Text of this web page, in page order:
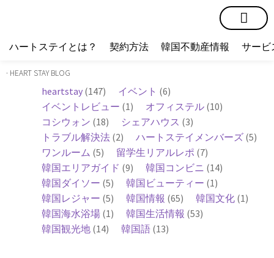
ハートステイとは？ 契約方法 韓国不動産情報 サービ
· HEART STAY BLOG
heartstay (147) イベント (6)
イベントレビュー (1) オフィステル (10)
コシウォン (18) シェアハウス (3)
トラブル解決法 (2) ハートステイメンバーズ (5)
ワンルーム (5) 留学生リアルレポ (7)
韓国エリアガイド (9) 韓国コンビニ (14)
韓国ダイソー (5) 韓国ビューティー (1)
韓国レジャー (5) 韓国情報 (65) 韓国文化 (1)
韓国海水浴場 (1) 韓国生活情報 (53)
韓国観光地 (14) 韓国語 (13)